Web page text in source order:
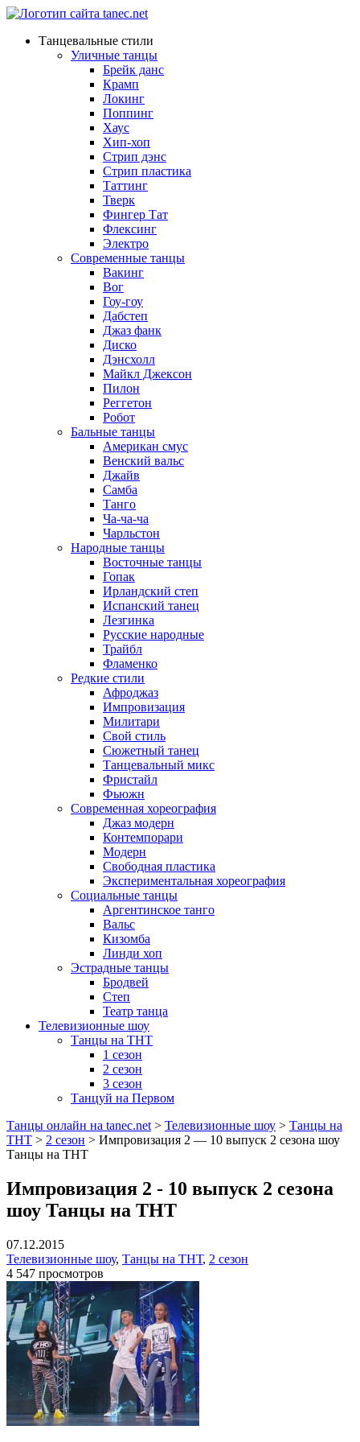
Танцевальные стили
Уличные танцы
Брейк данс
Крамп
Локинг
Поппинг
Хаус
Хип-хоп
Стрип дэнс
Стрип пластика
Таттинг
Тверк
Фингер Тат
Флексинг
Электро
Современные танцы
Вакинг
Вог
Гоу-гоу
Дабстеп
Джаз фанк
Диско
Дэнсхолл
Майкл Джексон
Пилон
Реггетон
Робот
Бальные танцы
Американ смус
Венский вальс
Джайв
Самба
Танго
Ча-ча-ча
Чарльстон
Народные танцы
Восточные танцы
Гопак
Ирландский степ
Испанский танец
Лезгинка
Русские народные
Трайбл
Фламенко
Редкие стили
Афроджаз
Импровизация
Милитари
Свой стиль
Сюжетный танец
Танцевальный микс
Фристайл
Фьюжн
Современная хореография
Джаз модерн
Контемпорари
Модерн
Свободная пластика
Экспериментальная хореография
Социальные танцы
Аргентинское танго
Вальс
Кизомба
Линди хоп
Эстрадные танцы
Бродвей
Степ
Театр танца
Телевизионные шоу
Танцы на ТНТ
1 сезон
2 сезон
3 сезон
Танцуй на Первом
Танцы онлайн на tanec.net > Телевизионные шоу > Танцы на
ТНТ > 2 сезон > Импровизация 2 — 10 выпуск 2 сезона шоу
Танцы на ТНТ
Импровизация 2 - 10 выпуск 2 сезона
шоу Танцы на ТНТ
07.12.2015
Телевизионные шоу, Танцы на ТНТ, 2 сезон
4 547 просмотров